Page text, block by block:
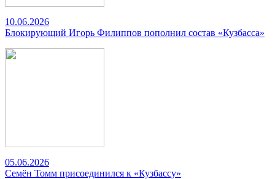
10.06.2026
Блокирующий Игорь Филиппов пополнил состав «Кузбасса»
05.06.2026
Семён Томм присоединился к «Кузбассу»